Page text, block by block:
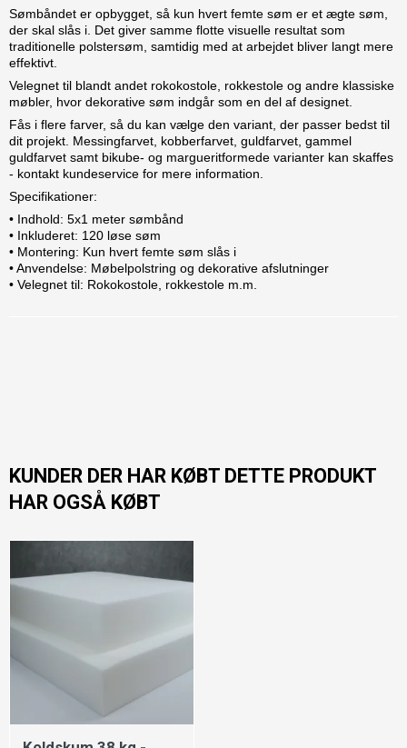
Sømbåndet er opbygget, så kun hvert femte søm er et ægte søm,
der skal slås i. Det giver samme flotte visuelle resultat som
traditionelle polstersøm, samtidig med at arbejdet bliver langt mere
effektivt.
Velegnet til blandt andet rokokostole, rokkestole og andre klassiske
møbler, hvor dekorative søm indgår som en del af designet.
Fås i flere farver, så du kan vælge den variant, der passer bedst til
dit projekt. Messingfarvet, kobberfarvet, guldfarvet, gammel
guldfarvet samt bikube- og margueritformede varianter kan skaffes
- kontakt kundeservice for mere information.
Specifikationer:
• Indhold: 5x1 meter sømbånd
• Inkluderet: 120 løse søm
• Montering: Kun hvert femte søm slås i
• Anvendelse: Møbelpolstring og dekorative afslutninger
• Velegnet til: Rokokostole, rokkestole m.m.
KUNDER DER HAR KØBT DETTE PRODUKT
HAR OGSÅ KØBT